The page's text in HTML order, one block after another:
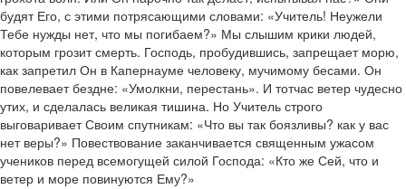
будят Его, с этими потрясающими словами: «Учитель! Неужели
Тебе нужды нет, что мы погибаем?» Мы слышим крики людей,
которым грозит смерть. Господь, пробудившись, запрещает морю,
как запретил Он в Капернауме человеку, мучимому бесами. Он
повелевает бездне: «Умолкни, перестань». И тотчас ветер чудесно
утих, и сделалась великая тишина. Но Учитель строго
выговаривает Своим спутникам: «Что вы так боязливы? как у вас
нет веры?» Повествование заканчивается священным ужасом
учеников перед всемогущей силой Господа: «Кто же Сей, что и
ветер и море повинуются Ему?»